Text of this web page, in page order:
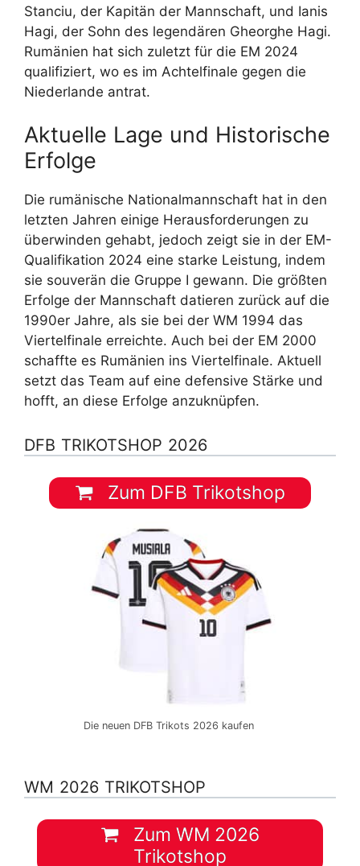
Stanciu, der Kapitän der Mannschaft, und Ianis
Hagi, der Sohn des legendären Gheorghe Hagi.
Rumänien hat sich zuletzt für die EM 2024
qualifiziert, wo es im Achtelfinale gegen die
Niederlande antrat.
Aktuelle Lage und Historische
Erfolge
Die rumänische Nationalmannschaft hat in den
letzten Jahren einige Herausforderungen zu
überwinden gehabt, jedoch zeigt sie in der EM-
Qualifikation 2024 eine starke Leistung, indem
sie souverän die Gruppe I gewann. Die größten
Erfolge der Mannschaft datieren zurück auf die
1990er Jahre, als sie bei der WM 1994 das
Viertelfinale erreichte. Auch bei der EM 2000
schaffte es Rumänien ins Viertelfinale. Aktuell
setzt das Team auf eine defensive Stärke und
hofft, an diese Erfolge anzuknüpfen.
DFB TRIKOTSHOP 2026
Zum DFB Trikotshop
Die neuen DFB Trikots 2026 kaufen
WM 2026 TRIKOTSHOP
Zum WM 2026
Trikotshop